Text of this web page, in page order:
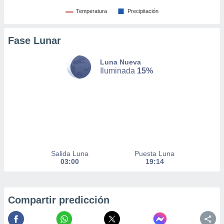
en
perfiles
utilizar
Temperatura Precipitación
Fase Lunar
Luna Nueva
Iluminada 15%
Salida Luna
03:00
Puesta Luna
19:14
Compartir predicción